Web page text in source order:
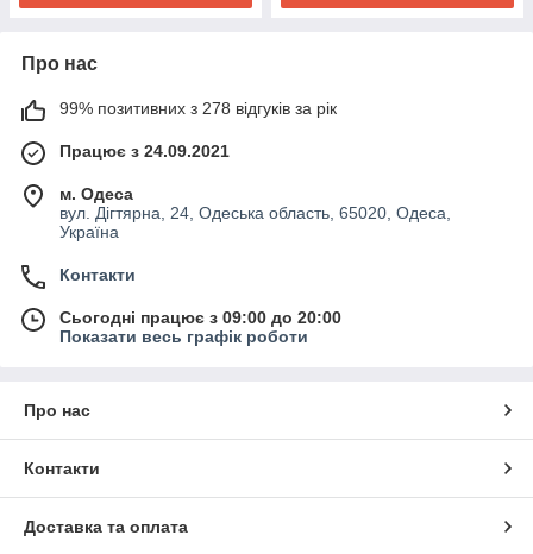
Про нас
99% позитивних з 278 відгуків за рік
Працює з 24.09.2021
м. Одеса
вул. Дігтярна, 24, Одеська область, 65020, Одеса,
Україна
Контакти
Сьогодні працює з 09:00 до 20:00
Показати весь графік роботи
Про нас
Контакти
Доставка та оплата